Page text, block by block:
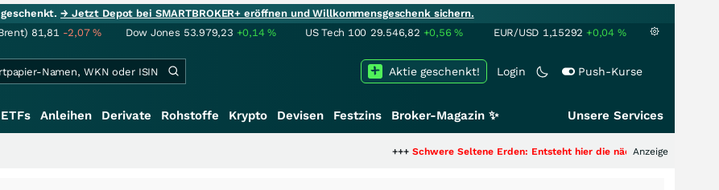
geschenkt.→ Jetzt Depot bei SMARTBROKER+ eröffnen und Willkommensgeschenk sichern.
81,81 -2,07% Dow Jones 53.979,23 +0,14% US Tech 100 29.546,82 +0,56% EUR/USD 1,15292 +0,04 %
Login Push-Kurse
Aktie geschenkt!
ETFs Anleihen Derivate Rohstoffe Krypto Devisen Festzins Broker-Magazin ✨ Unsere Services
Schwere Seltene Erden: Entsteht hier die nächste Milliardenstory?+++
Anzeige